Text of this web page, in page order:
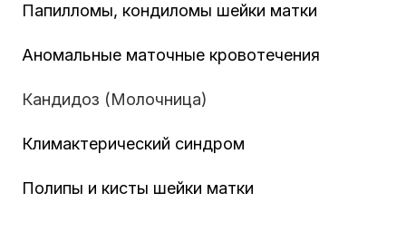
Папилломы, кондиломы шейки матки
Аномальные маточные кровотечения
Кандидоз (Молочница)
Климактерический синдром
Полипы и кисты шейки матки